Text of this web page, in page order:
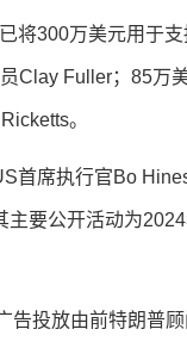
将300万美元用于
Clay Fuller；85万
。
首席执行官Bo
要公开活动为